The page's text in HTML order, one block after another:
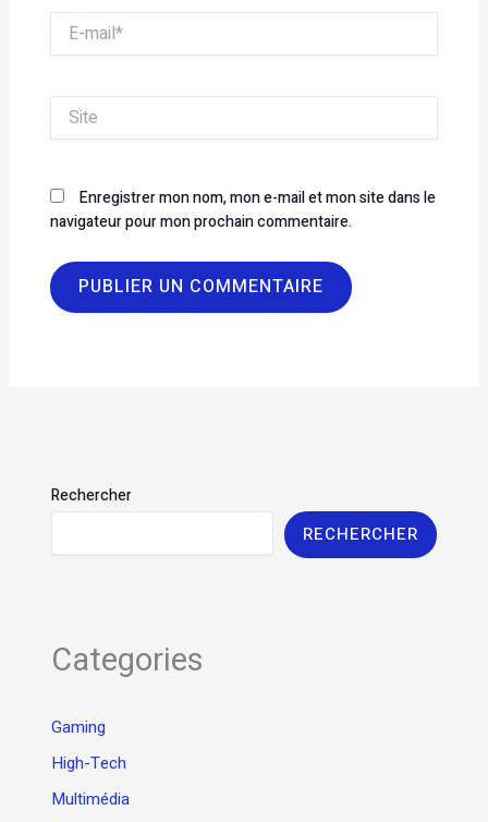
mail*
Site
Enregistrer mon nom, mon e-mail et mon site dans le
navigateur pour mon prochain commentaire.
Rechercher
RECHERCHER
Categories
Gaming
High-Tech
Multimédia